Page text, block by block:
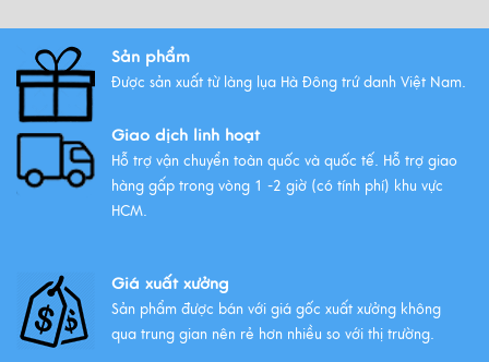
Vải lụa là gì ? Giới thiệu lụa Hà
Xem thêm
Sản phẩm
Được sản xuất từ làng lụa Hà Đông trứ danh Việt Nam.
Giao dịch linh hoạt
Hỗ trợ vận chuyển toàn quốc và quốc tế. Hỗ trợ giao
hàng gấp trong vòng 1 -2 giờ (có tính phí) khu vực
HCM.
Giá xuất xưởng
Sản phẩm được bán với giá gốc xuất xưởng không
qua trung gian nên rẻ hơn nhiều so với thị trường.